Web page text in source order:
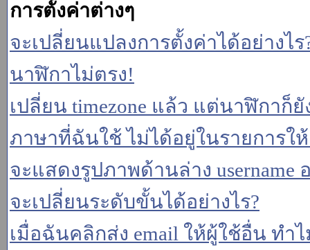
การตั้งค่าต่างๆ
จะเปลี่ยนแปลงการตั้งค่าได้อย่างไร
นาฬิกาไม่ตรง!
เปลี่ยน timezone แล้ว แต่นาฬิกาก็ยั
ภาษาที่ฉันใช้ ไม่ได้อยู่ในรายการใ
จะแสดงรูปภาพด้านล่าง username
จะเปลี่ยนระดับขั้นได้อย่างไร?
เมื่อฉันคลิกส่ง email ให้ผู้ใช้อื่น ทำ